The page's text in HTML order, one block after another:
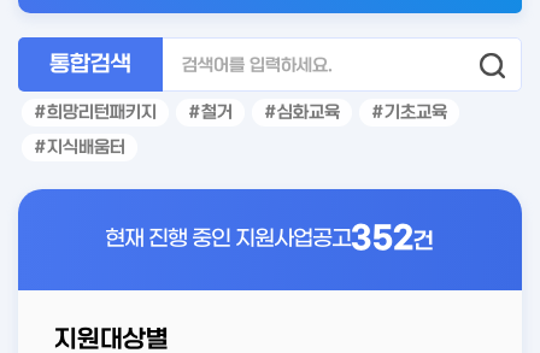
통합검색
희망리턴패키지 철거 심화교육
기초교육
지식배움터
현재 진행 중인 지원사업공고352건
지원대상별